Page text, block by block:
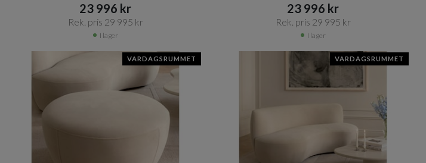
23 996 kr​​
Rek. pris 29 995 kr​​
I lager
23 996 kr​​
Rek. pris 29 995 kr​​
I lager
VARDAGSRUMMET VARDAGSRUMMET